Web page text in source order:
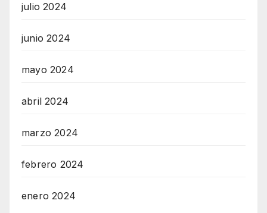
julio 2024
junio 2024
mayo 2024
abril 2024
marzo 2024
febrero 2024
enero 2024